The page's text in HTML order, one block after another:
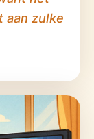
aan zulke